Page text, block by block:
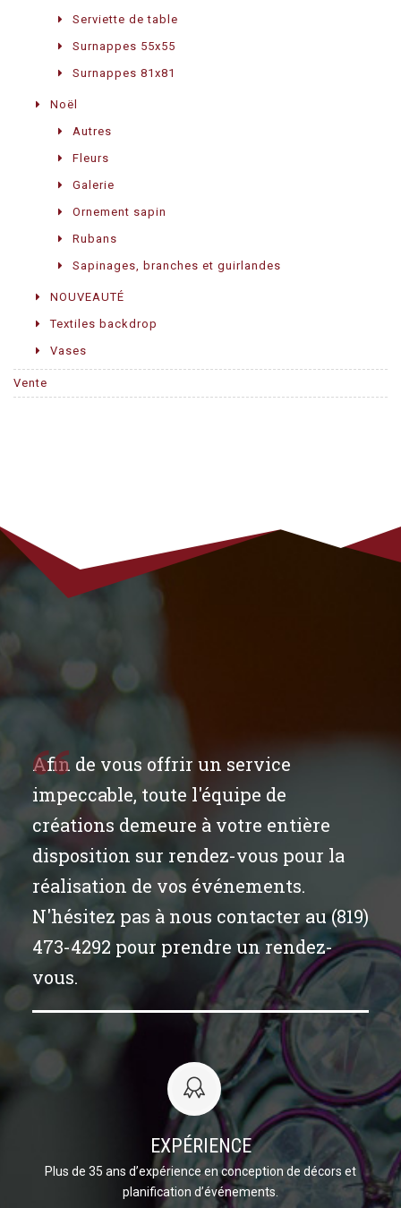
Serviette de table
Surnappes 55x55
Surnappes 81x81
Noël
Autres
Fleurs
Galerie
Ornement sapin
Rubans
Sapinages, branches et guirlandes
NOUVEAUTÉ
Textiles backdrop
Vases
Vente
Afin de vous offrir un service
impeccable, toute l'équipe de
créations demeure à votre entière
disposition sur rendez-vous pour la
réalisation de vos événements.
N'hésitez pas à nous contacter au (819)
473-4292 pour prendre un rendez-
vous.
EXPÉRIENCE
Plus de 35 ans d’expérience en conception de décors et
planification d’événements.